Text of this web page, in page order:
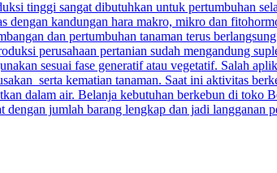
tinggi sangat dibutuhkan untuk pertumbuhan
dengan kandungan hara makro, mikro dan
dan pertumbuhan tanaman terus
perusahaan pertanian sudah mengandung
sesuai fase generatif atau vegetatif. Salah
serta kematian tanaman. Saat ini aktivitas
dalam air. Belanja kebutuhan berkebun di toko
jumlah barang lengkap dan jadi